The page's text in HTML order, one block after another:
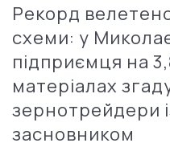
Рекорд
схеми: у
підприємця на
матеріалах
зернотрейдери
засновником